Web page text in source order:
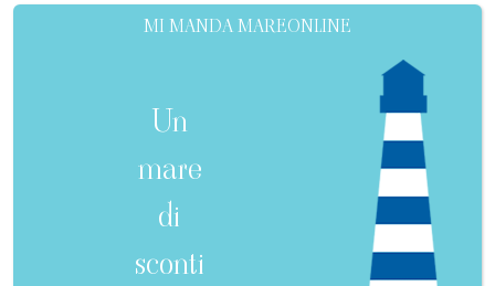
MI MANDA MAREONLINE
Un
mare
di
sconti